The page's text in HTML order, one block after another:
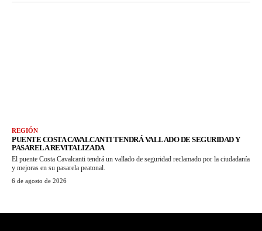
REGIÓN
PUENTE COSTA CAVALCANTI TENDRÁ VALLADO DE SEGURIDAD Y
PASARELA REVITALIZADA
El puente Costa Cavalcanti tendrá un vallado de seguridad reclamado por la ciudadanía
y mejoras en su pasarela peatonal.
6 de agosto de 2026